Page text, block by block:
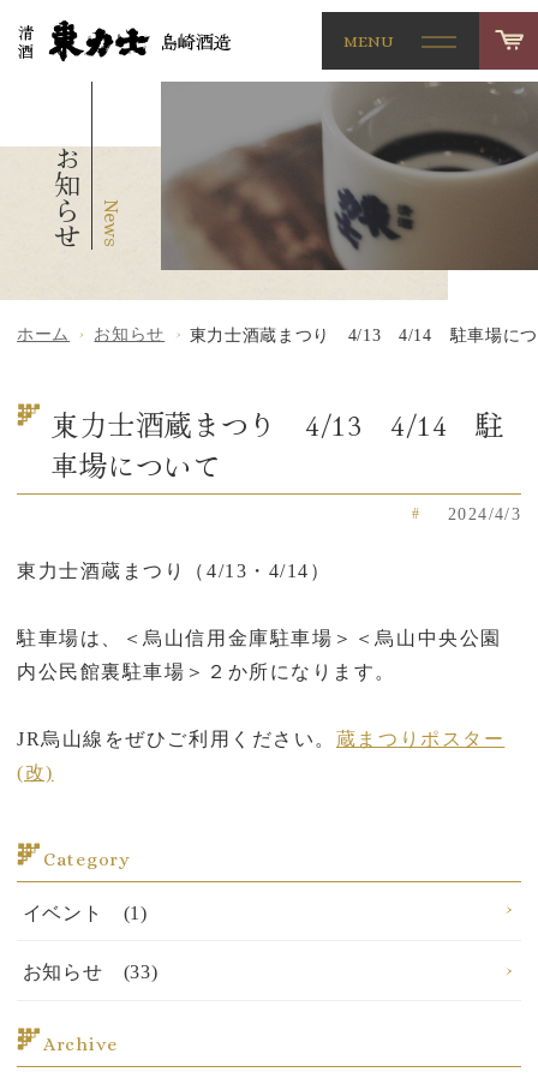
MENU
お知らせ
ホーム お知らせ 東力士酒蔵まつり 4/13 4/14 駐車場につ
東力士酒蔵まつり 4/13 4/14 駐
車場について
2024/4/3
東力士酒蔵まつり（4/13・4/14）
駐車場は、＜烏山信用金庫駐車場＞＜烏山中央公園
内公民館裏駐車場＞２か所になります。
JR烏山線をぜひご利用ください。 蔵まつりポスター
(改)
Category
イベント (1)
お知らせ (33)
Archive